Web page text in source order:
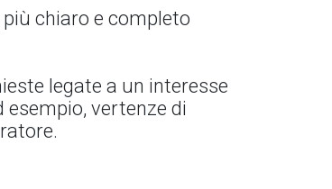
chiaro e completo
legate a un interesse
vertenze di